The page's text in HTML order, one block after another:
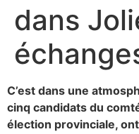
dans
C’est dans une
cinq candidats du
élection provinciale,